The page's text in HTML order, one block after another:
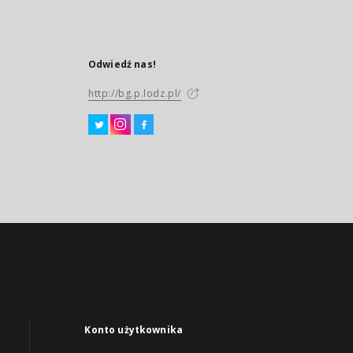
Odwiedź nas!
http://bg.p.lodz.pl/
Konto użytkownika